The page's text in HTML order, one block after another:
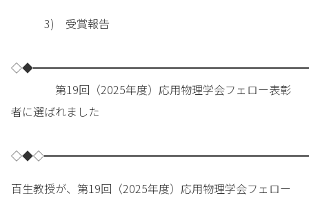
3) 受賞報告
第19回（2025年度）応用物理学会フェロー表彰
者に選ばれました
百生教授が、第19回（2025年度）応用物理学会フェロー